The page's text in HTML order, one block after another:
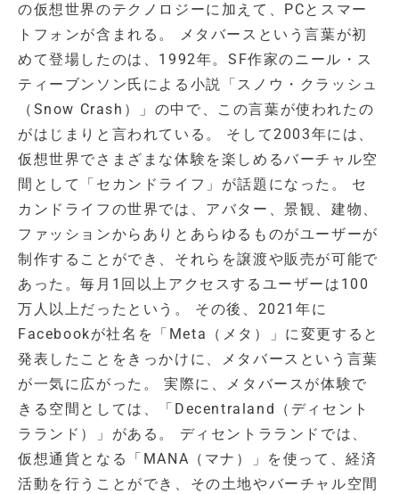
の仮想世界のテクノロジーに加えて、PCとスマー
トフォンが含まれる。 メタバースという言葉が初
めて登場したのは、1992年。SF作家のニール・ス
ティーブンソン氏による小説「スノウ・クラッシュ
（Snow Crash）」の中で、この言葉が使われたの
がはじまりと言われている。 そして2003年には、
仮想世界でさまざまな体験を楽しめるバーチャル空
間として「セカンドライフ」が話題になった。 セ
カンドライフの世界では、アバター、景観、建物、
ファッションからありとあらゆるものがユーザーが
制作することができ、それらを譲渡や販売が可能で
あった。毎月1回以上アクセスするユーザーは100
万人以上だったという。 その後、2021年に
Facebookが社名を「Meta（メタ）」に変更すると
発表したことをきっかけに、メタバースという言葉
が一気に広がった。 実際に、メタバースが体験で
きる空間としては、「Decentraland（ディセント
ラランド）」がある。 ディセントラランドでは、
仮想通貨となる「MANA（マナ）」を使って、経済
活動を行うことができ、その土地やバーチャル空間